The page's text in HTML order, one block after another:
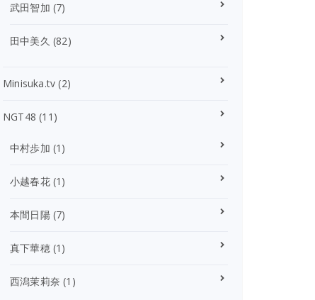
武田智加 (7)
田中美久 (82)
Minisuka.tv (2)
NGT48 (11)
中村歩加 (1)
小越春花(1)
本間日陽(7)
真下華穂(1)
西潟茉莉奈 (1)